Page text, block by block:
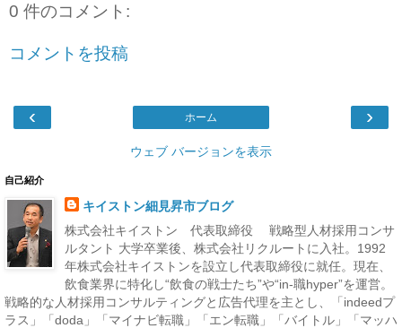
0 件のコメント:
コメントを投稿
‹ ›
ホーム
ウェブ バージョンを表示
自己紹介
キイストン細見昇市ブログ
株式会社キイストン 代表取締役 戦略型人材採用コンサ
ルタント 大学卒業後、株式会社リクルートに入社。1992
年株式会社キイストンを設立し代表取締役に就任。現在、
飲食業界に特化し“飲食の戦士たち”や“in-職hyper”を運営。
戦略的な人材採用コンサルティングと広告代理を主とし、「indeedプ
ラス」「doda」「マイナビ転職」「エン転職」「バイトル」「マッハ